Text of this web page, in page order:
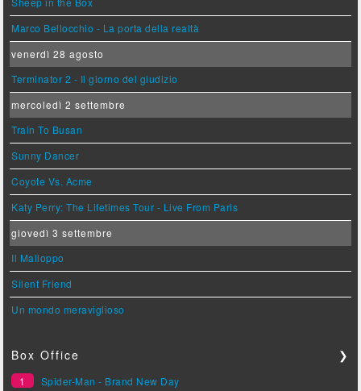
Marco Bellocchio - La porta della realtà
venerdì 28 agosto
Terminator 2 - Il giorno del giudizio
mercoledì 2 settembre
Train To Busan
Sunny Dancer
Coyote Vs. Acme
Katy Perry: The Lifetimes Tour - Live From Paris
giovedì 3 settembre
Il Malloppo
Silent Friend
Un mondo meraviglioso
Box Office ❯
1
Spider-Man - Brand New Day